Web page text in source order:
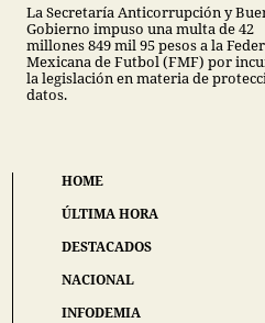
La Secretaría Anticorrupción y
Gobierno impuso una multa de 42
millones 849 mil 95 pesos a la
Mexicana de Futbol (FMF) por
la legislación en materia de
datos.
HOME
ÚLTIMA HORA
DESTACADOS
NACIONAL
INFODEMIA